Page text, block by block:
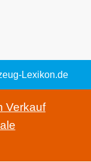
Lexikon.de
Verkauf